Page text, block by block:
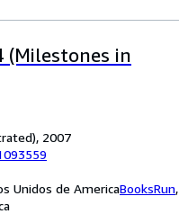
(Milestones in
2007
Unidos de AmericaBooksRun,